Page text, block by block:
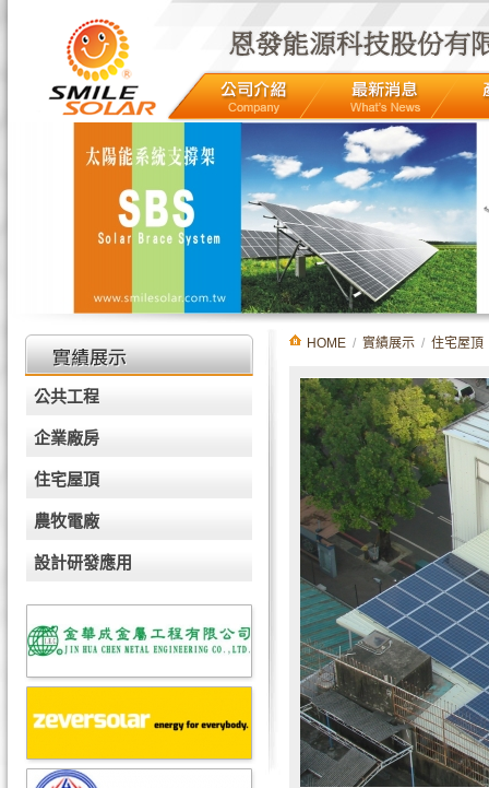
公共工程
企業廠房
住宅屋頂
農牧電廠
設計研發應用
HOME / 實績展示 / 住宅屋頂